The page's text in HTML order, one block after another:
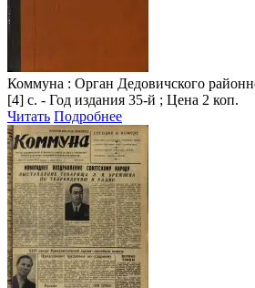
Коммуна : Орган Дедовичского
[4] с. - Год издания 35-й ; Цена 2 коп.
Читать Подробнее